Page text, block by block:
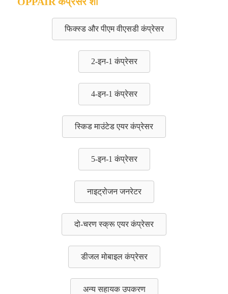
फिक्स्ड और पीएम वीएसडी कंप्रेसर
2-इन-1 कंप्रेसर
4-इन-1 कंप्रेसर
स्किड माउंटेड एयर कंप्रेसर
5-इन-1 कंप्रेसर
नाइट्रोजन जनरेटर
दो-चरण स्क्रू एयर कंप्रेसर
डीजल मोबाइल कंप्रेसर
अन्य सहायक उपकरण